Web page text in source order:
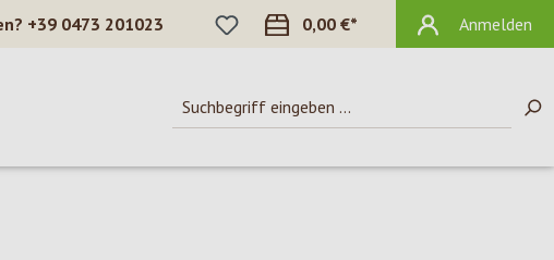
+39 0473 201023
DU HAST 0 PRODUKTE AUF DEM
0,00 €* Anmelden